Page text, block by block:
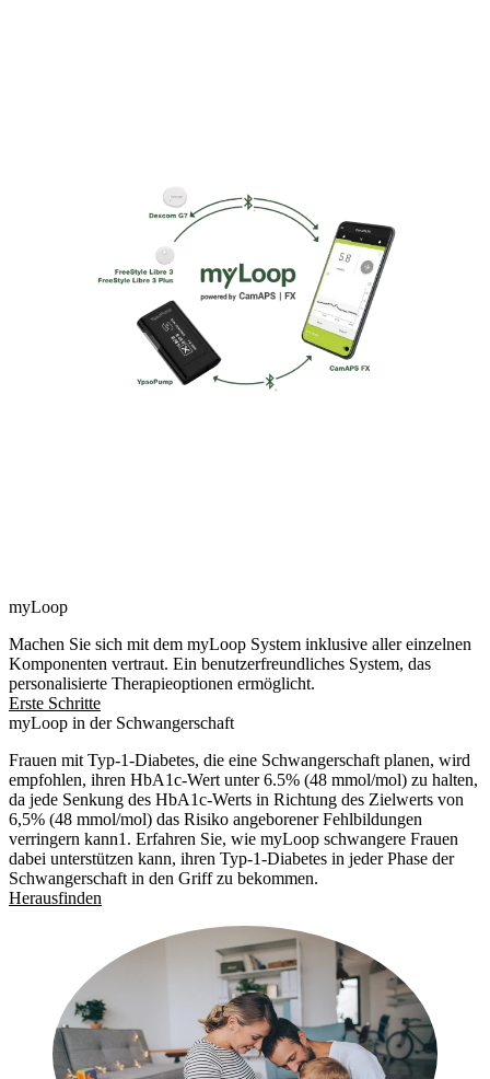
myLoop
Machen Sie sich mit dem myLoop System inklusive aller einzelnen
Komponenten vertraut. Ein benutzerfreundliches System, das
personalisierte Therapieoptionen ermöglicht.
Erste Schritte
myLoop in der Schwangerschaft
Frauen mit Typ-1-Diabetes, die eine Schwangerschaft planen, wird
empfohlen, ihren HbA1c-Wert unter 6.5% (48 mmol/mol) zu halten,
da jede Senkung des HbA1c-Werts in Richtung des Zielwerts von
6,5% (48 mmol/mol) das Risiko angeborener Fehlbildungen
verringern kann1. Erfahren Sie, wie myLoop schwangere Frauen
dabei unterstützen kann, ihren Typ-1-Diabetes in jeder Phase der
Schwangerschaft in den Griff zu bekommen.
Herausfinden